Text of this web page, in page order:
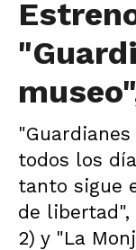
todos los
tanto sigue
de
2) y "La